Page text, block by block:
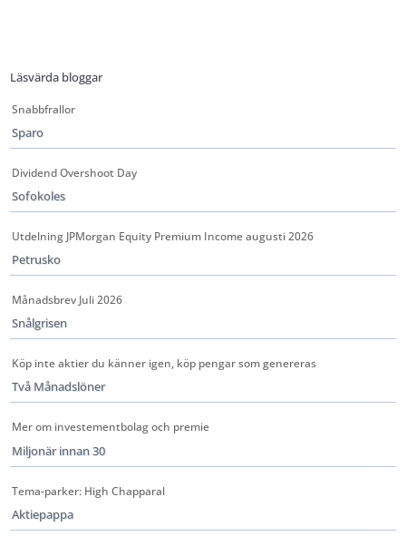
Läsvärda bloggar
Snabbfrallor
Sparo
Dividend Overshoot Day
Sofokoles
Utdelning JPMorgan Equity Premium Income augusti 2026
Petrusko
Månadsbrev Juli 2026
Snålgrisen
Köp inte aktier du känner igen, köp pengar som genereras
Två Månadslöner
Mer om investementbolag och premie
Miljonär innan 30
Tema-parker: High Chapparal
Aktiepappa